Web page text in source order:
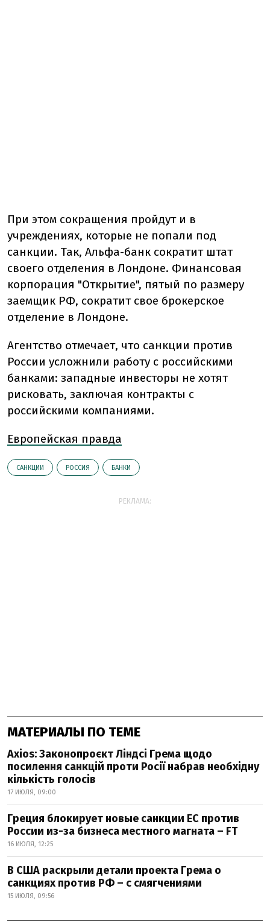
При этом сокращения пройдут и в
учреждениях, которые не попали под
санкции. Так, Альфа-банк сократит штат
своего отделения в Лондоне. Финансовая
корпорация "Открытие", пятый по размеру
заемщик РФ, сократит свое брокерское
отделение в Лондоне.
Агентство отмечает, что санкции против
России усложнили работу с российскими
банками: западные инвесторы не хотят
рисковать, заключая контракты с
российскими компаниями.
Европейская правда
САНКЦИИ РОССИЯ БАНКИ
РЕКЛАМА:
МАТЕРИАЛЫ ПО ТЕМЕ
Axios: Законопроєкт Ліндсі Грема щодо
посилення санкцій проти Росії набрав необхідну
кількість голосів
17 ИЮЛЯ, 09:00
Греция блокирует новые санкции ЕС против
России из-за бизнеса местного магната – FT
16 ИЮЛЯ, 12:25
В США раскрыли детали проекта Грема о
санкциях против РФ – с смягчениями
15 ИЮЛЯ, 09:56